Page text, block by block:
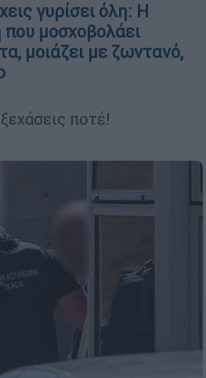
γυρίσει όλη: Η
μοσχοβολάει
μοιάζει με ζωντανό,
ποτέ!